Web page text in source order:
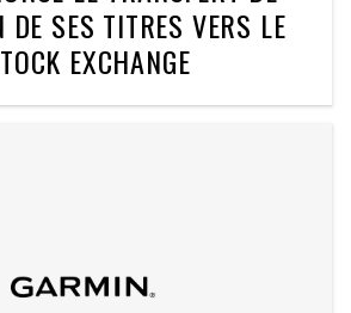
DE SES TITRES VERS LE
EXCHANGE